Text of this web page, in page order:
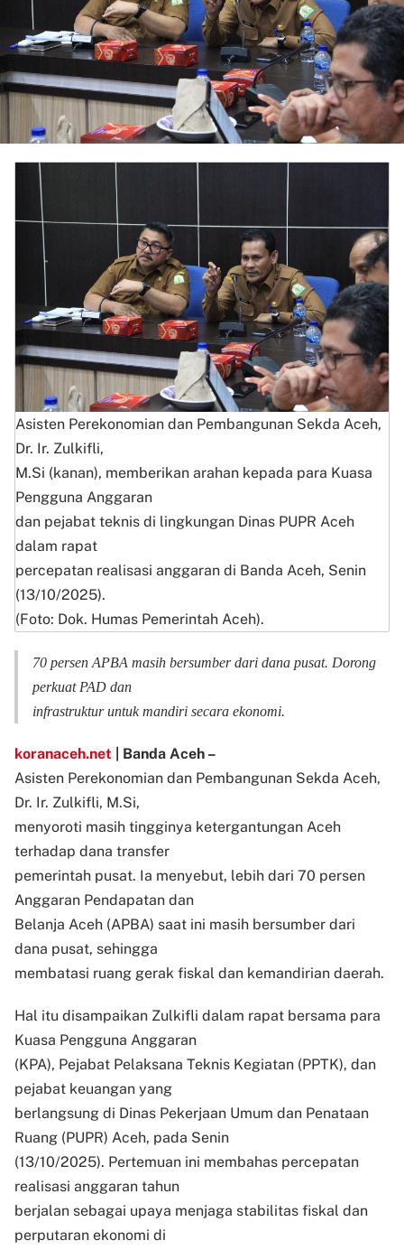
Asisten Perekonomian dan Pembangunan Sekda Aceh,
Dr. Ir. Zulkifli,
M.Si (kanan), memberikan arahan kepada para Kuasa
Pengguna Anggaran
dan pejabat teknis di lingkungan Dinas PUPR Aceh
dalam rapat
percepatan realisasi anggaran di Banda Aceh, Senin
(13/10/2025).
(Foto: Dok. Humas Pemerintah Aceh).
70 persen APBA masih bersumber dari dana pusat. Dorong
perkuat PAD dan
infrastruktur untuk mandiri secara ekonomi.
koranaceh.net | Banda Aceh –
Asisten Perekonomian dan Pembangunan Sekda Aceh,
Dr. Ir. Zulkifli, M.Si,
menyoroti masih tingginya ketergantungan Aceh
terhadap dana transfer
pemerintah pusat. Ia menyebut, lebih dari 70 persen
Anggaran Pendapatan dan
Belanja Aceh (APBA) saat ini masih bersumber dari
dana pusat, sehingga
membatasi ruang gerak fiskal dan kemandirian daerah.
Hal itu disampaikan Zulkifli dalam rapat bersama para
Kuasa Pengguna Anggaran
(KPA), Pejabat Pelaksana Teknis Kegiatan (PPTK), dan
pejabat keuangan yang
berlangsung di Dinas Pekerjaan Umum dan Penataan
Ruang (PUPR) Aceh, pada Senin
(13/10/2025). Pertemuan ini membahas percepatan
realisasi anggaran tahun
berjalan sebagai upaya menjaga stabilitas fiskal dan
perputaran ekonomi di